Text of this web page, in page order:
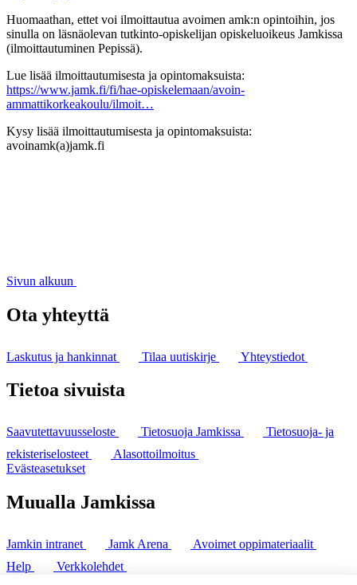
Huomaathan, ettet voi ilmoittautua avoimen amk:n opintoihin, jos
sinulla on läsnäolevan tutkinto-opiskelijan opiskeluoikeus Jamkissa
(ilmoittautuminen Pepissä).
Lue lisää ilmoittautumisesta ja opintomaksuista:
https://www.jamk.fi/fi/hae-opiskelemaan/avoin-
ammattikorkeakoulu/ilmoit…
Kysy lisää ilmoittautumisesta ja opintomaksuista:
avoinamk(a)jamk.fi
Sivun alkuun
Ota yhteyttä
Laskutus ja hankinnat Tilaa uutiskirje Yhteystiedot
Tietoa sivuista
Saavutettavuusseloste Tietosuoja Jamkissa
Tietosuoja- ja
rekisteriselosteet
Alasottoilmoitus
Evästeasetukset
Muualla Jamkissa
Jamkin intranet Jamk Arena
Avoimet oppimateriaalit
Help
Verkkolehdet